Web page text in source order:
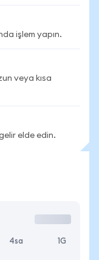
işlem yapın.
veya kısa
elde edin.
4sa 1G